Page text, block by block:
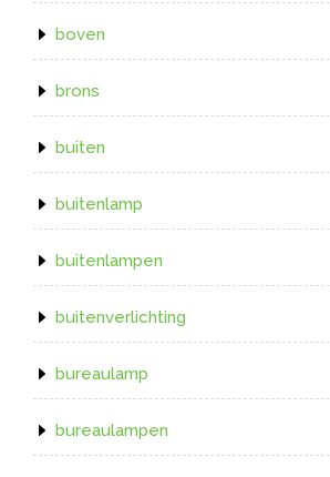
boven
brons
buiten
buitenlamp
buitenlampen
buitenverlichting
bureaulamp
bureaulampen